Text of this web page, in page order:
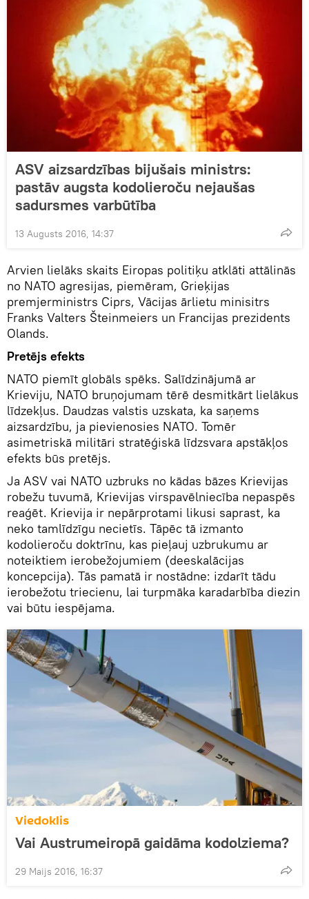
ASV aizsardzības bijušais ministrs:
pastāv augsta kodolieroču nejaušas
sadursmes varbūtība
13 Augusts 2016, 14:37
Arvien lielāks skaits Eiropas politiķu atklāti attālinās
no NATO agresijas, piemēram, Grieķijas
premjerministrs Ciprs, Vācijas ārlietu minisitrs
Franks Valters Šteinmeiers un Francijas prezidents
Olands.
Pretējs efekts
NATO piemīt globāls spēks. Salīdzinājumā ar
Krieviju, NATO bruņojumam tērē desmitkārt lielākus
līdzekļus. Daudzas valstis uzskata, ka saņems
aizsardzību, ja pievienosies NATO. Tomēr
asimetriskā militāri stratēģiskā līdzsvara apstākļos
efekts būs pretējs.
Ja ASV vai NATO uzbruks no kādas bāzes Krievijas
robežu tuvumā, Krievijas virspavēlniecība nepaspēs
reaģēt. Krievija ir nepārprotami likusi saprast, ka
neko tamlīdzīgu necietīs. Tāpēc tā izmanto
kodolieroču doktrīnu, kas pieļauj uzbrukumu ar
noteiktiem ierobežojumiem (deeskalācijas
koncepcija). Tās pamatā ir nostādne: izdarīt tādu
ierobežotu triecienu, lai turpmāka karadarbība diezin
vai būtu iespējama.
Viedoklis
Vai Austrumeiropā gaidāma kodolziema?
29 Maijs 2016, 16:37